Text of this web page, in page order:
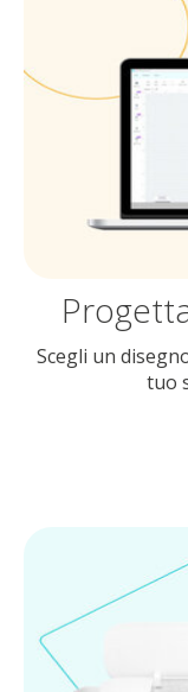
Scegli un
tuo